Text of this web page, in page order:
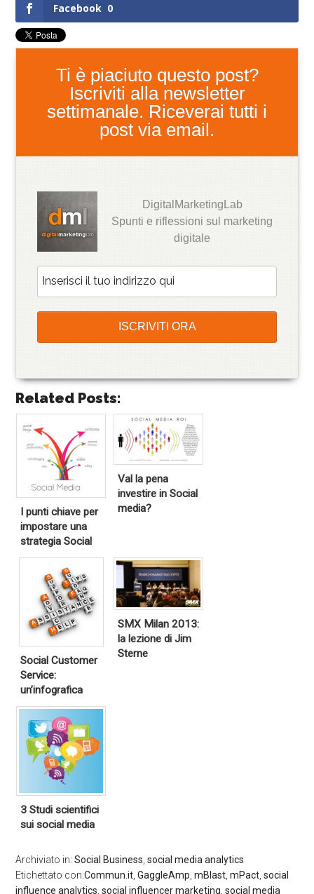
Facebook 0
Ti è piaciuto questo post?
Iscriviti alla newsletter
settimanale. Riceverai tutti i
post via email.
DigitalMarketingLab
Spunti e riflessioni sul marketing
digitale
Related Posts:
I punti chiave per
impostare una
strategia Social
Val la pena
investire in Social
media?
Social Customer
Service:
un’infografica
SMX Milan 2013:
la lezione di Jim
Sterne
3 Studi scientifici
sui social media
Archiviato in:Social Business ,social media analytics
Etichettato con:Commun.it ,GaggleAmp ,mBlast ,mPact ,social
influence analytics ,social influencer marketing ,social media